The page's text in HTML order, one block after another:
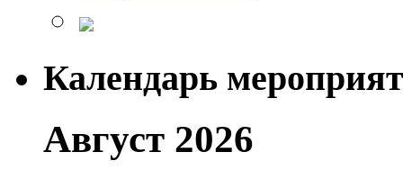
Календарь
Август 2026